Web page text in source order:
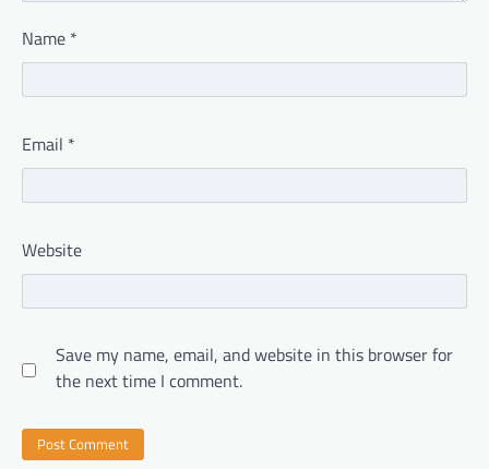
Name *
Email *
Website
Save my name, email, and website in this browser for
the next time I comment.